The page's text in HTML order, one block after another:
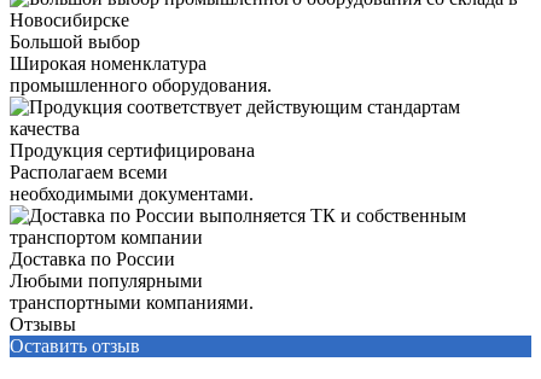
Большой выбор
Широкая номенклатура
промышленного оборудования.
Продукция сертифицирована
Располагаем всеми
необходимыми документами.
Доставка по России
Любыми популярными
транспортными компаниями.
Отзывы
Оставить отзыв